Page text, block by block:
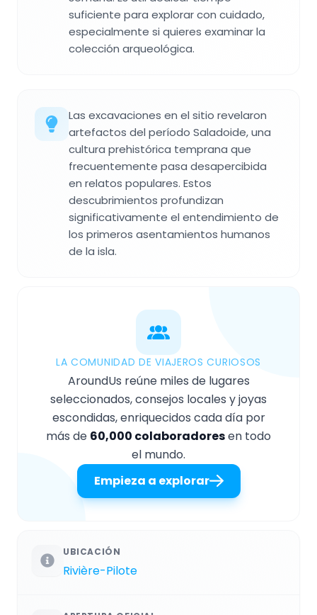
suficiente para explorar con cuidado,
especialmente si quieres examinar la
colección arqueológica.
Las excavaciones en el sitio revelaron
artefactos del período Saladoide, una
cultura prehistórica temprana que
frecuentemente pasa desapercibida
en relatos populares. Estos
descubrimientos profundizan
significativamente el entendimiento de
los primeros asentamientos humanos
de la isla.
LA COMUNIDAD DE VIAJEROS CURIOSOS
AroundUs reúne miles de lugares
seleccionados, consejos locales y joyas
escondidas, enriquecidos cada día por
más de 60,000 colaboradoresen todo
el mundo.
Empieza a explorar
UBICACIÓN
Rivière-Pilote